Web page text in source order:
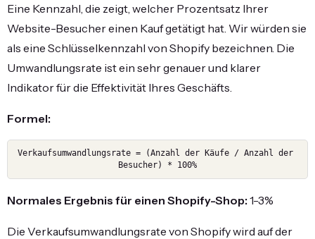
Eine Kennzahl, die zeigt, welcher Prozentsatz Ihrer
Website-Besucher einen Kauf getätigt hat. Wir würden sie
als eine Schlüsselkennzahl von Shopify bezeichnen. Die
Umwandlungsrate ist ein sehr genauer und klarer
Indikator für die Effektivität Ihres Geschäfts.
Formel:
Verkaufsumwandlungsrate = (Anzahl der Käufe / Anzahl der
Besucher) * 100%
Normales Ergebnis für einen Shopify-Shop: 1-3%
Die Verkaufsumwandlungsrate von Shopify wird auf der